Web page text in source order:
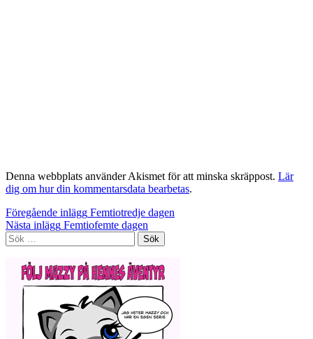
Denna webbplats använder Akismet för att minska skräppost. Lär
dig om hur din kommentarsdata bearbetas.
Inläggsnavigering
Föregående inlägg Femtiotredje dagen
Nästa inlägg Femtiofemte dagen
Sök
efter: